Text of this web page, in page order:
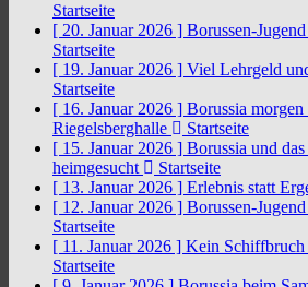
Startseite
[ 20. Januar 2026 ] Borussen-
Startseite
[ 19. Januar 2026 ] Viel Lehrgeld
Startseite
[ 16. Januar 2026 ] Borussia
Riegelsberghalle
Startseite
[ 15. Januar 2026 ] Borussia und
heimgesucht
Startseite
[ 13. Januar 2026 ] Erlebnis statt
[ 12. Januar 2026 ] Borussen-
Startseite
[ 11. Januar 2026 ] Kein
Startseite